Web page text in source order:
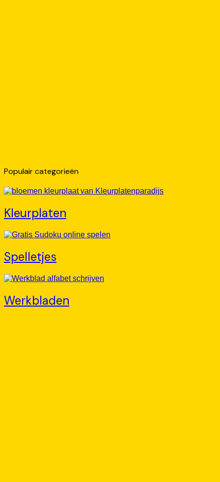
Populair categorieën
Kleurplaten
Spelletjes
Werkbladen